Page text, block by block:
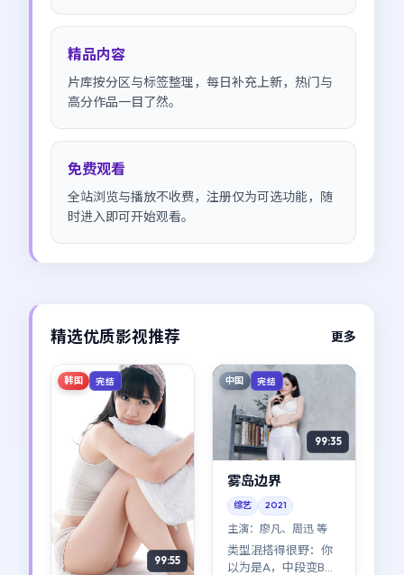
精品内容
片库按分区与标签整理，每日补充上新，热门与
高分作品一目了然。
免费观看
全站浏览与播放不收费，注册仅为可选功能，随
时进入即可开始观看。
精选优质影视推荐 更多
韩国 完结
99:55
中国 完结
99:35
雾岛边界
综艺 2021
主演： 廖凡、周迅 等
类型混搭得很野：你
以为是A，中段变B，